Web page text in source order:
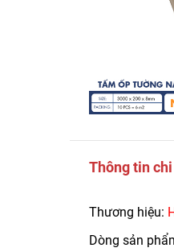
Thông tin
Thương hiệu:
Dòng sản